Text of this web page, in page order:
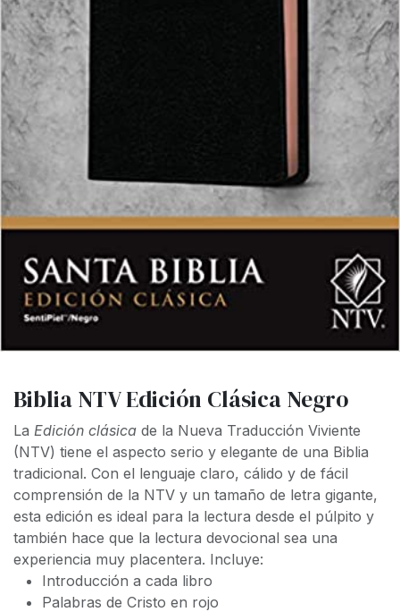
Biblia NTV Edición Clásica Negro
La Edición clásica de la Nueva Traducción Viviente
(NTV) tiene el aspecto serio y elegante de una Biblia
tradicional. Con el lenguaje claro, cálido y de fácil
comprensión de la NTV y un tamaño de letra gigante,
esta edición es ideal para la lectura desde el púlpito y
también hace que la lectura devocional sea una
experiencia muy placentera. Incluye:
Introducción a cada libro
Palabras de Cristo en rojo